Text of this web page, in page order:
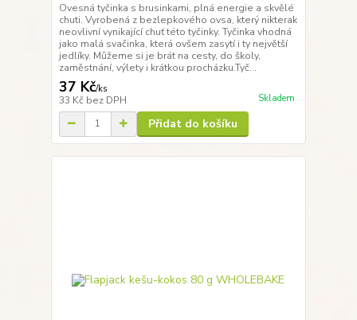
Ovesná tyčinka s brusinkami, plná energie a skvělé
chuti. Vyrobená z bezlepkového ovsa, který nikterak
neovlivní vynikající chuť této tyčinky. Tyčinka vhodná
jako malá svačinka, která ovšem zasytí i ty největší
jedlíky. Můžeme si je brát na cesty, do školy,
zaměstnání, výlety i krátkou procházku.Tyč...
37 Kč/ks
33 Kč bez DPH Skladem
Přidat do košíku